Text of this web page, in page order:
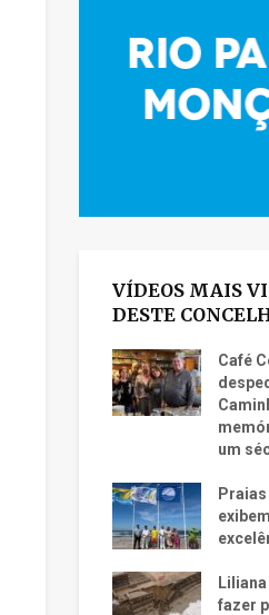
VÍDEOS MAIS
DESTE
Café
um
fazer